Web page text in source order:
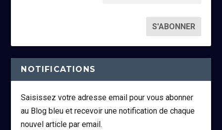
NOTIFICATIONS
Saisissez votre adresse email pour vous abonner
au Blog bleu et recevoir une notification de chaque
nouvel article par email.